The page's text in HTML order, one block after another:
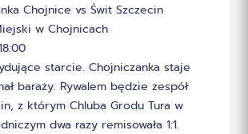
Chojnice vs Świt Szczecin
w Chojnicach
starcie. Chojniczanka staje
baraży. Rywalem będzie zespół
z którym Chluba Grodu Tura w
dwa razy remisowała 1:1.